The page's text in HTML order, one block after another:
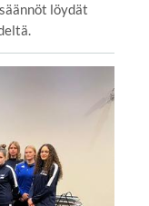
löydät